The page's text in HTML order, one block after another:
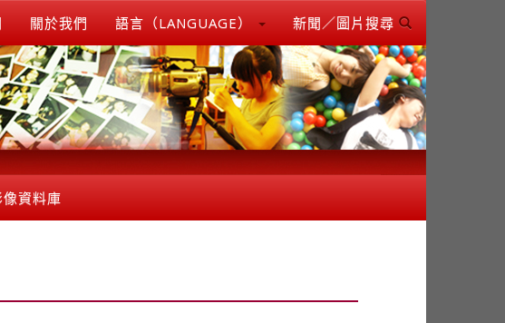
關於我們 語言（LANGUAGE） 新聞／圖片搜尋
像資料庫